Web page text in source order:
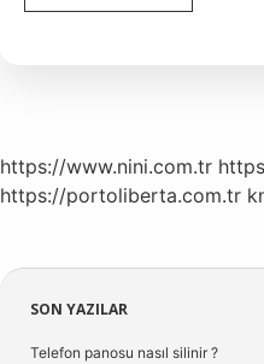
Imsak
https://www.nini.com.tr
https://portoliberta.com.tr
Sidebar
SON YAZILAR
Telefon panosu nasıl silinir ?